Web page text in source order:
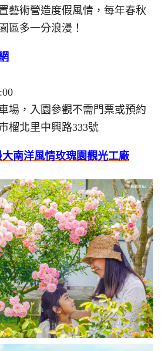
藝術營造度假風情，每年春秋
區多一分浪漫！
場，入園參觀不需門票或預約
榴北里中興路333號
南洋風情玫瑰園觀光工廠